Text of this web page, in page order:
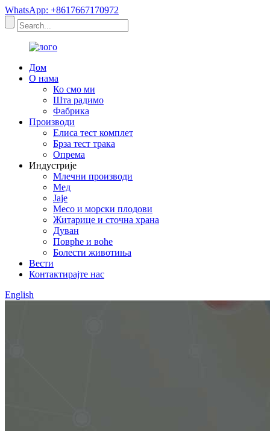
WhatsApp: +8617667170972
Дом
О нама
Ко смо ми
Шта радимо
Фабрика
Производи
Елиса тест комплет
Брза тест трака
Опрема
Индустрије
Млечни производи
Мед
Јаје
Месо и морски плодови
Житарице и сточна храна
Дуван
Поврће и воће
Болести животиња
Вести
Контактирајте нас
English